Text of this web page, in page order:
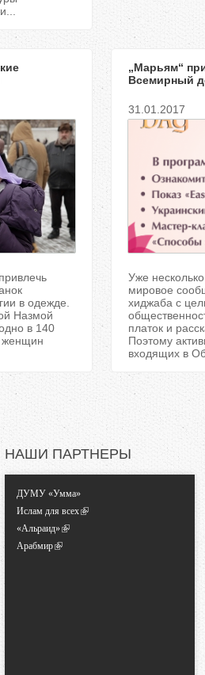
в одежде.
Назмой
в 140
женщин
„Марьям“
Всемирный
31.01.2017
Уже
мировое
хиджаба с
платок и
Поэтому
входящих в
НАШИ ПАРТНЕРЫ
ДУМУ «Умма»
Ислам для всех
«Альраид»
Арабмир